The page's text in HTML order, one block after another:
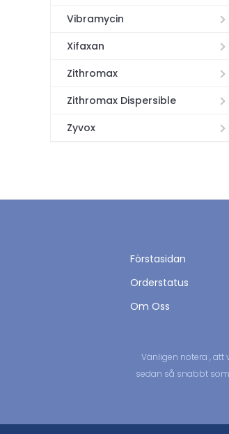
Vibramycin
Xifaxan
Zithromax
Zithromax Dispersible
Zyvox
Förstasidan
Orderstatus
Om Oss
Vänligen notera ,
sedan så snabbt